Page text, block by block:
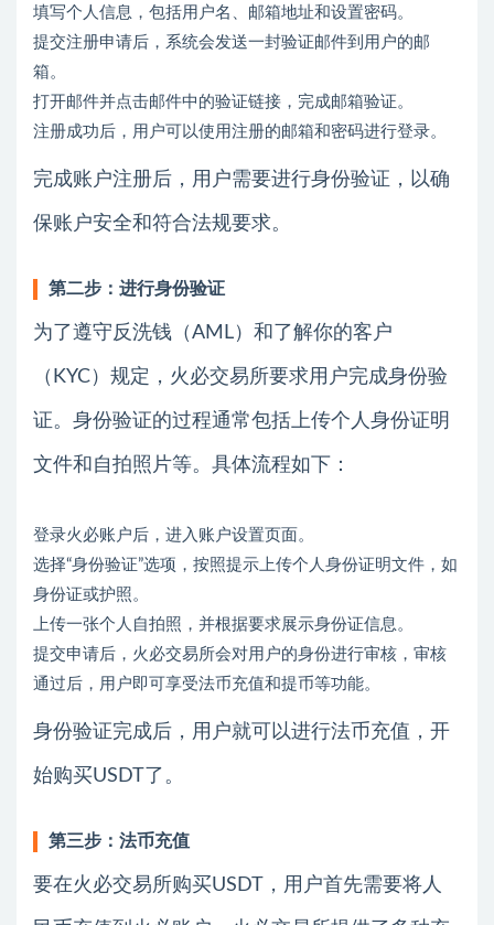
填写个人信息，包括用户名、邮箱地址和设置密码。
提交注册申请后，系统会发送一封验证邮件到用户的邮
箱。
打开邮件并点击邮件中的验证链接，完成邮箱验证。
注册成功后，用户可以使用注册的邮箱和密码进行登录。
完成账户注册后，用户需要进行身份验证，以确
保账户安全和符合法规要求。
第二步：进行身份验证
为了遵守反洗钱（AML）和了解你的客户
（KYC）规定，火必交易所要求用户完成身份验
证。身份验证的过程通常包括上传个人身份证明
文件和自拍照片等。具体流程如下：
登录火必账户后，进入账户设置页面。
选择“身份验证”选项，按照提示上传个人身份证明文件，如
身份证或护照。
上传一张个人自拍照，并根据要求展示身份证信息。
提交申请后，火必交易所会对用户的身份进行审核，审核
通过后，用户即可享受法币充值和提币等功能。
身份验证完成后，用户就可以进行法币充值，开
始购买USDT了。
第三步：法币充值
要在火必交易所购买USDT，用户首先需要将人